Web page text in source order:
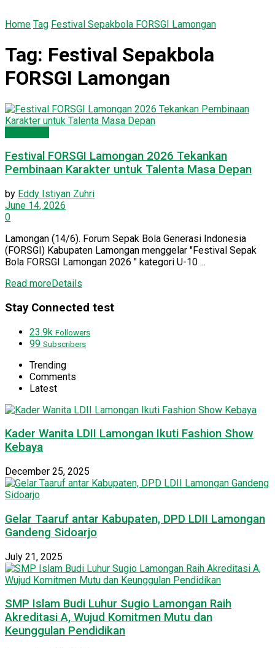
Home Tag Festival Sepakbola FORSGI Lamongan
Tag: Festival Sepakbola
FORSGI Lamongan
Festival FORSGI Lamongan 2026 Tekankan
Pembinaan Karakter untuk Talenta Masa Depan
by Eddy Istiyan Zuhri
June 14, 2026
0
Lamongan (14/6). Forum Sepak Bola Generasi Indonesia
(FORSGI) Kabupaten Lamongan menggelar "Festival Sepak
Bola FORSGI Lamongan 2026 " kategori U-10 ...
Read moreDetails
Stay Connected test
23.9k Followers
99 Subscribers
Trending
Comments
Latest
Kader Wanita LDII Lamongan Ikuti Fashion Show
Kebaya
December 25, 2025
Gelar Taaruf antar Kabupaten, DPD LDII Lamongan
Gandeng Sidoarjo
July 21, 2025
SMP Islam Budi Luhur Sugio Lamongan Raih
Akreditasi A, Wujud Komitmen Mutu dan
Keunggulan Pendidikan